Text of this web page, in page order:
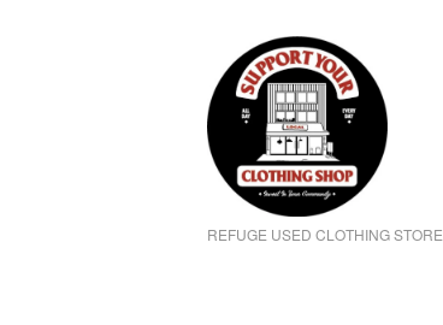
REFUGE USED CLOTHING STORE